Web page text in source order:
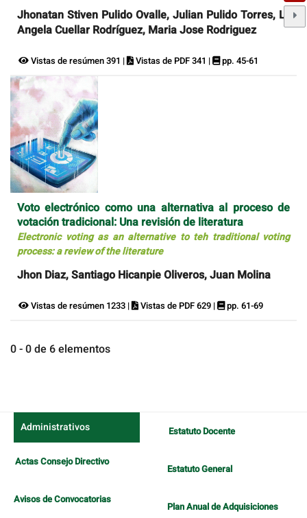
Jhonatan Stiven Pulido Ovalle, Julian Pulido Torres, Luz
Angela Cuellar Rodríguez, Maria Jose Rodriguez
Vistas de resúmen 391 | Vistas de PDF 341 | pp. 45-61
Voto electrónico como una alternativa al proceso de
votación tradicional: Una revisión de literatura
Electronic voting as an alternative to teh traditional voting
process: a review of the literature
Jhon Diaz, Santiago Hicanpie Oliveros, Juan Molina
Vistas de resúmen 1233 | Vistas de PDF 629 | pp. 61-69
0 - 0 de 6 elementos
Administrativos
Actas Consejo Directivo
Avisos de Convocatorias
Estatuto Docente
Estatuto General
Plan Anual de Adquisiciones